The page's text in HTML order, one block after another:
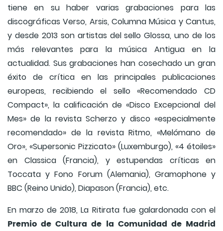
tiene en su haber varias grabaciones para las
discográficas Verso, Arsis, Columna Música y Cantus,
y desde 2013 son artistas del sello Glossa, uno de los
más relevantes para la música Antigua en la
actualidad. Sus grabaciones han cosechado un gran
éxito de crítica en las principales publicaciones
europeas, recibiendo el sello «Recomendado CD
Compact», la calificación de «Disco Excepcional del
Mes» de la revista Scherzo y disco «especialmente
recomendado» de la revista Ritmo, «Melómano de
Oro», «Supersonic Pizzicato» (Luxemburgo), «4 étoiles»
en Classica (Francia), y estupendas críticas en
Toccata y Fono Forum (Alemania), Gramophone y
BBC (Reino Unido), Diapason (Francia), etc.
En marzo de 2018, La Ritirata fue galardonada con el
Premio de Cultura de la Comunidad de Madrid